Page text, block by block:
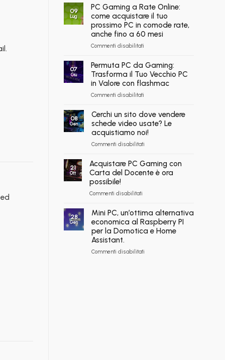
qui
per
rivenditori
Gaming
Consegna
–
Nuovi
Ricondizionati,
Spedizione
Immediata
09
Lug
PC Gaming a Rate Online:
come acquistare il tuo
prossimo PC in comode rate,
anche fino a 60 mesi
Commenti disabilitati
Gaming
Rate
Online:
il
tuo
prossimo
in
rate,
anche
07
Giu
Permuta PC da Gaming:
Trasforma il Tuo Vecchio PC
in Valore con flashmac
Commenti disabilitati
PC
Gaming:
Trasforma
il
Vecchio
PC
08
Gen
Cerchi un sito dove vendere
schede video usate? Le
acquistiamo noi!
Commenti disabilitati
un
sito
usate?
Le
acquistiamo
21
Ott
Acquistare PC Gaming con
Carta del Docente è ora
possibile!
Commenti disabilitati
PC
Gaming
Carta
Docente
28
Gen
Mini PC, un’ottima alternativa
economica al Raspberry PI
per la Domotica e Home
Assistant.
Commenti disabilitati